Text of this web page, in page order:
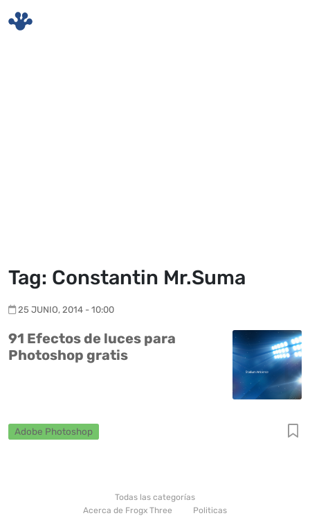
Tag: Constantin Mr.Suma
25 JUNIO, 2014 - 10:00
91 Efectos de luces para
Photoshop gratis
Adobe Photoshop
Todas las categorías
Acerca de Frogx Three
Politicas